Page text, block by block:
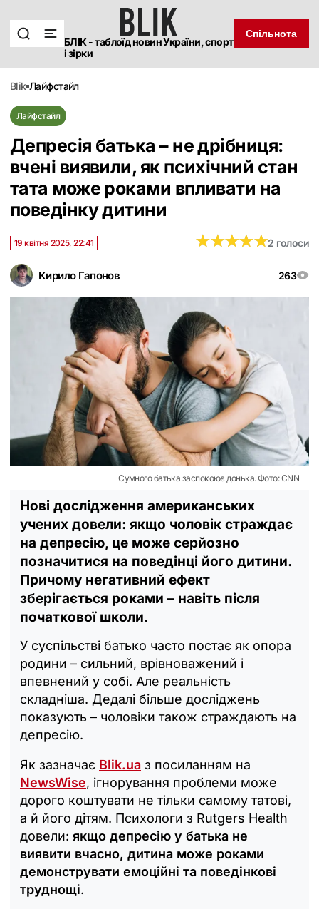
БЛІК - таблоїд новин України, спорт
і зірки
Спільнота
blik лайфстайл
Лайфстайл
Депресія батька – не дрібниця:
вчені виявили, як психічний стан
тата може роками впливати на
поведінку дитини
Кирило Гапонов 263
19 квітня 2025, 22:41 ★★★★★
★★★★★2 голоси
Сумного батька заспокоює донька. Фото: CNN
Нові дослідження американських
учених довели: якщо чоловік страждає
на депресію, це може серйозно
позначитися на поведінці його дитини.
Причому негативний ефект
зберігається роками – навіть після
початкової школи.
У суспільстві батько часто постає як опора
родини – сильний, врівноважений і
впевнений у собі. Але реальність
складніша. Дедалі більше досліджень
показують – чоловіки також страждають на
депресію.
Як зазначає Blik.ua з посиланням на
NewsWise, ігнорування проблеми може
дорого коштувати не тільки самому татові,
а й його дітям. Психологи з Rutgers Health
довели: якщо депресію у батька не
виявити вчасно, дитина може роками
демонструвати емоційні та поведінкові
труднощі.